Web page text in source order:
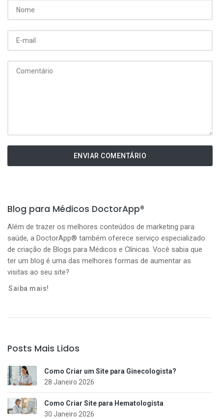
Blog para Médicos DoctorApp®
Além de trazer os melhores conteúdos de marketing para
saúde, a DoctorApp® também oferece serviço especializado
de criação de Blogs para Médicos e Clínicas. Você sabia que
ter um blog é uma das melhores formas de aumentar as
visitas ao seu site?
Saiba mais!
Posts Mais Lidos
Como Criar um Site para Ginecologista?
28 Janeiro 2026
Como Criar Site para Hematologista
30 Janeiro 2026
ENVIAR COMENTÁRIO